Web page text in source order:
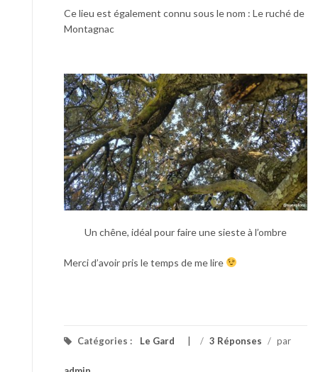
Ce lieu est également connu sous le nom : Le ruché de
Montagnac
Un chêne, idéal pour faire une sieste à l’ombre
Merci d’avoir pris le temps de me lire
Catégories : Le Gard / 3 Réponses / par